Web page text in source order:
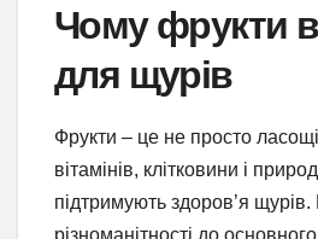
Чому фрукти
для щурів
Фрукти – це не просто
вітамінів, клітковини і
підтримують здоров’я